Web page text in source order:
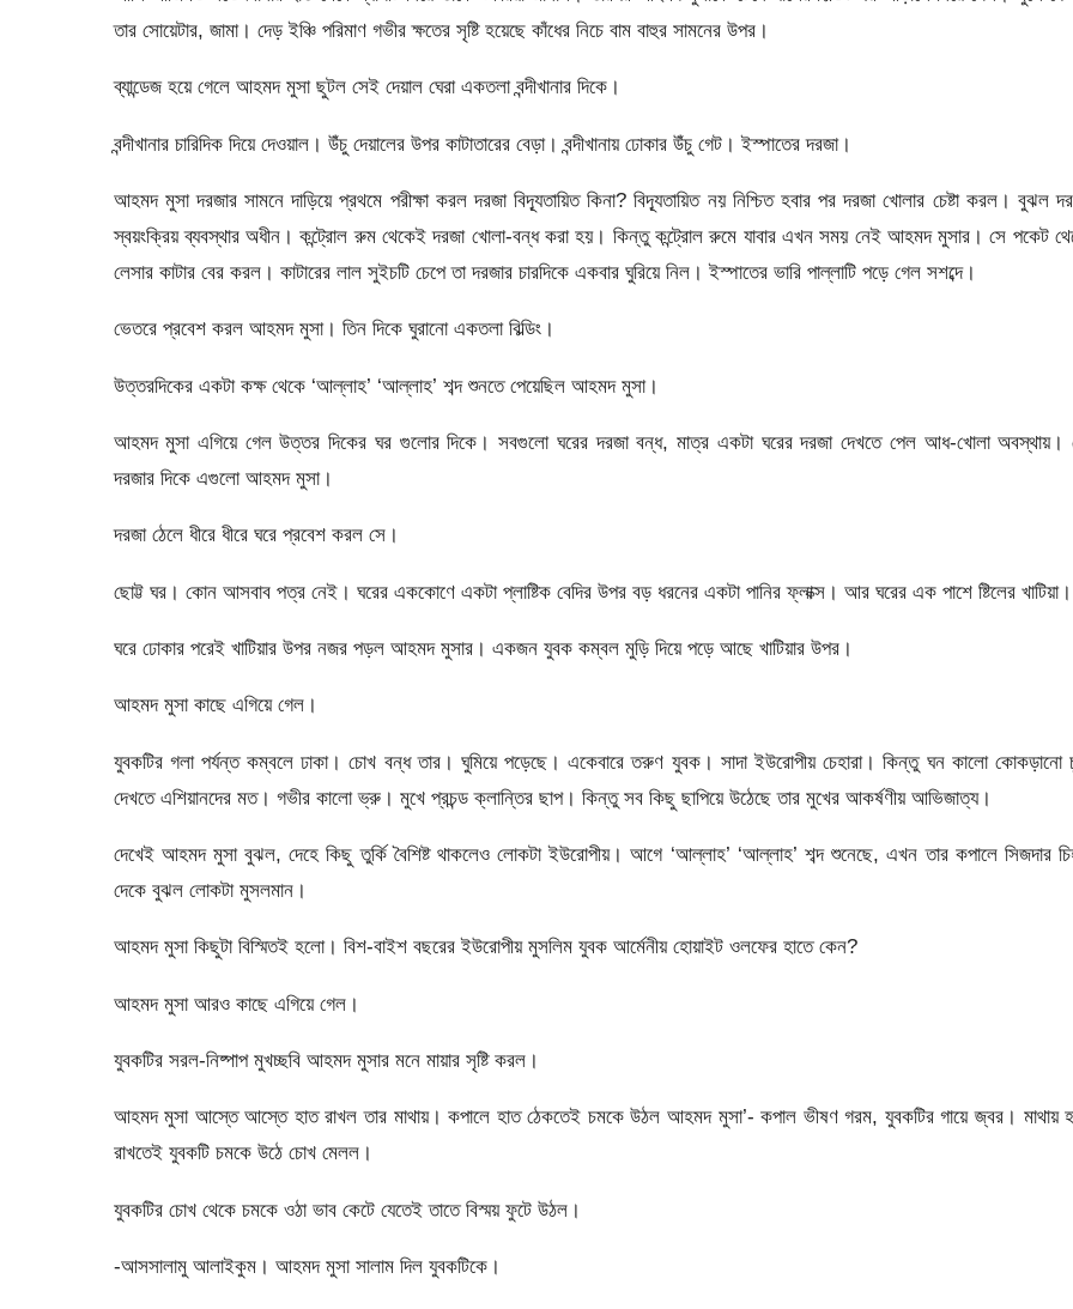
তার সোয়েটার, জামা। দেড় ইঞ্চি পরিমাণ গভীর ক্ষতের সৃষ্টি হয়েছে কাঁধের নিচে বাম বাহুর সামনের উপর।
ব্যান্ডেজ হয়ে গেলে আহমদ মুসা ছুটল সেই দেয়াল ঘেরা একতলা বন্দীখানার দিকে।
বন্দীখানার চারিদিক দিয়ে দেওয়াল। উঁচু দেয়ালের উপর কাটাতারের বেড়া। বন্দীখানায় ঢোকার উঁচু গেট। ইস্পাতের দরজা।
আহমদ মুসা দরজার সামনে দাড়িয়ে প্রথমে পরীক্ষা করল দরজা বিদ্যূতায়িত কিনা? বিদ্যূতায়িত নয় নিশ্চিত হবার পর দরজা খোলার চেষ্টা করল। বুঝল
স্বয়ংক্রিয় ব্যবস্থার অধীন। কন্ট্রোল রুম থেকেই দরজা খোলা-বন্ধ করা হয়। কিন্তু কন্ট্রোল রুমে যাবার এখন সময় নেই আহমদ মুসার। সে পকেট
লেসার কাটার বের করল। কাটারের লাল সুইচটি চেপে তা দরজার চারদিকে একবার ঘুরিয়ে নিল। ইস্পাতের ভারি পাল্লাটি পড়ে গেল সশব্দে।
ভেতরে প্রবেশ করল আহমদ মুসা। তিন দিকে ঘুরানো একতলা বিল্ডিং।
উত্তরদিকের একটা কক্ষ থেকে ‘আল্লাহ’ ‘আল্লাহ’ শব্দ শুনতে পেয়েছিল আহমদ মুসা।
আহমদ মুসা এগিয়ে গেল উত্তর দিকের ঘর গুলোর দিকে। সবগুলো ঘরের দরজা বন্ধ, মাত্র একটা ঘরের দরজা দেখতে পেল আধ-খোলা অবস্থায়।
দরজার দিকে এগুলো আহমদ মুসা।
দরজা ঠেলে ধীরে ধীরে ঘরে প্রবেশ করল সে।
ছোট্ট ঘর। কোন আসবাব পত্র নেই। ঘরের এককোণে একটা প্লাষ্টিক বেদির উপর বড় ধরনের একটা পানির ফ্লাক্স। আর ঘরের এক পাশে ষ্টিলের খাটিয়া।
ঘরে ঢোকার পরেই খাটিয়ার উপর নজর পড়ল আহমদ মুসার। একজন যুবক কম্বল মুড়ি দিয়ে পড়ে আছে খাটিয়ার উপর।
আহমদ মুসা কাছে এগিয়ে গেল।
যুবকটির গলা পর্যন্ত কম্বলে ঢাকা। চোখ বন্ধ তার। ঘুমিয়ে পড়েছে। একেবারে তরুণ যুবক। সাদা ইউরোপীয় চেহারা। কিন্তু ঘন কালো কোকড়ানো
দেখতে এশিয়ানদের মত। গভীর কালো ভ্রু। মুখে প্রচন্ড ক্লান্তির ছাপ। কিন্তু সব কিছু ছাপিয়ে উঠেছে তার মুখের আকর্ষণীয় আভিজাত্য।
দেখেই আহমদ মুসা বুঝল, দেহে কিছু তুর্কি বৈশিষ্ট থাকলেও লোকটা ইউরোপীয়। আগে ‘আল্লাহ’ ‘আল্লাহ’ শব্দ শুনেছে, এখন তার কপালে সিজদার
দেকে বুঝল লোকটা মুসলমান।
আহমদ মুসা কিছুটা বিস্মিতই হলো। বিশ-বাইশ বছরের ইউরোপীয় মুসলিম যুবক আর্মেনীয় হোয়াইট ওলফের হাতে কেন?
আহমদ মুসা আরও কাছে এগিয়ে গেল।
যুবকটির সরল-নিষ্পাপ মুখচ্ছবি আহমদ মুসার মনে মায়ার সৃষ্টি করল।
আহমদ মুসা আস্তে আস্তে হাত রাখল তার মাথায়। কপালে হাত ঠেকতেই চমকে উঠল আহমদ মুসা’- কপাল ভীষণ গরম, যুবকটির গায়ে জ্বর। মাথায়
রাখতেই যুবকটি চমকে উঠে চোখ মেলল।
যুবকটির চোখ থেকে চমকে ওঠা ভাব কেটে যেতেই তাতে বিস্ময় ফুটে উঠল।
-আসসালামু আলাইকুম। আহমদ মুসা সালাম দিল যুবকটিকে।